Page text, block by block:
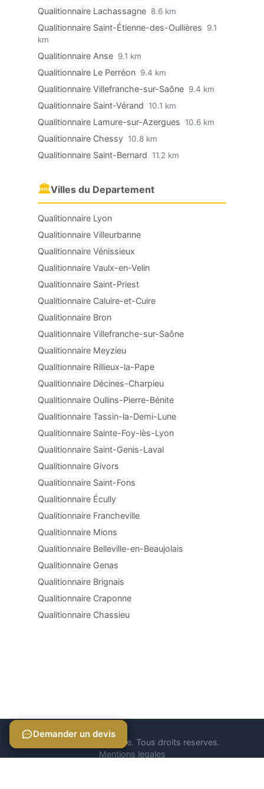
Qualitionnaire Lachassagne 8.6 km
Qualitionnaire Saint-Étienne-des-Oullières
9.1
km
Qualitionnaire Anse 9.1 km
Qualitionnaire Le Perréon 9.4 km
Qualitionnaire Villefranche-sur-Saône 9.4 km
Qualitionnaire Saint-Vérand 10.1 km
Qualitionnaire Lamure-sur-Azergues 10.6 km
Qualitionnaire Chessy 10.8 km
Qualitionnaire Saint-Bernard 11.2 km
🏛Villes du Departement
Qualitionnaire Lyon
Qualitionnaire Villeurbanne
Qualitionnaire Vénissieux
Qualitionnaire Vaulx-en-Velin
Qualitionnaire Saint-Priest
Qualitionnaire Caluire-et-Cuire
Qualitionnaire Bron
Qualitionnaire Villefranche-sur-Saône
Qualitionnaire Meyzieu
Qualitionnaire Rillieux-la-Pape
Qualitionnaire Décines-Charpieu
Qualitionnaire Oullins-Pierre-Bénite
Qualitionnaire Tassin-la-Demi-Lune
Qualitionnaire Sainte-Foy-lès-Lyon
Qualitionnaire Saint-Genis-Laval
Qualitionnaire Givors
Qualitionnaire Saint-Fons
Qualitionnaire Écully
Qualitionnaire Francheville
Qualitionnaire Mions
Qualitionnaire Belleville-en-Beaujolais
Qualitionnaire Genas
Qualitionnaire Brignais
Qualitionnaire Craponne
Qualitionnaire Chassieu
© 2026 Qualitionnaire. Tous droits reserves.
Mentions legales
Demander un devis
Demander un devis